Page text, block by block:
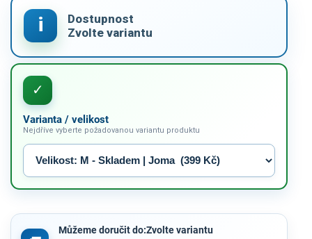
Varianta / velikost
Nejdříve vyberte požadovanou variantu produktu
Můžeme doručit do:Zvolte variantu